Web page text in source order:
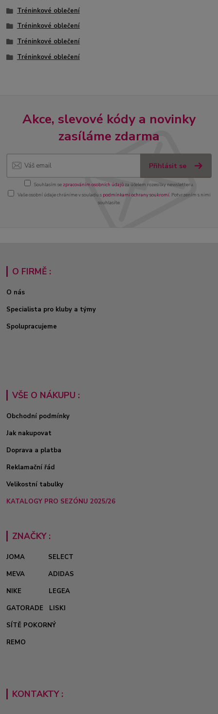
Tréninkové oblečení
Tréninkové oblečení
Tréninkové oblečení
Tréninkové oblečení
Akce, slevové kódy a novinky
zasíláme zdarma
Přihlásit se
Souhlasím se zpracováním osobních údajůza účelem rozesílky newsletteru.
Vaše osobní údaje chráníme v souladu s podmínkami ochrany soukromí. Potvrzením s nimi
souhlasíte.
O FIRMĚ :
O nás
Specialista pro kluby a týmy
Spolupracujeme
VŠE O NÁKUPU :
Obchodní podmínky
Jak nakupovat
Doprava a platba
Reklamační řád
Velikostní tabulky
KATALOGY PRO SEZÓNU 2025/26
ZNAČKY :
JOMA
SELECT
MEVA
ADIDAS
NIKE
LEGEA
GATORADE
LISKI
SÍTĚ POKORNÝ
REMO
KONTAKTY :